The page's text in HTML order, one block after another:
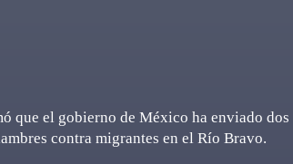
que el gobierno de México ha enviado dos
contra migrantes en el Río Bravo.